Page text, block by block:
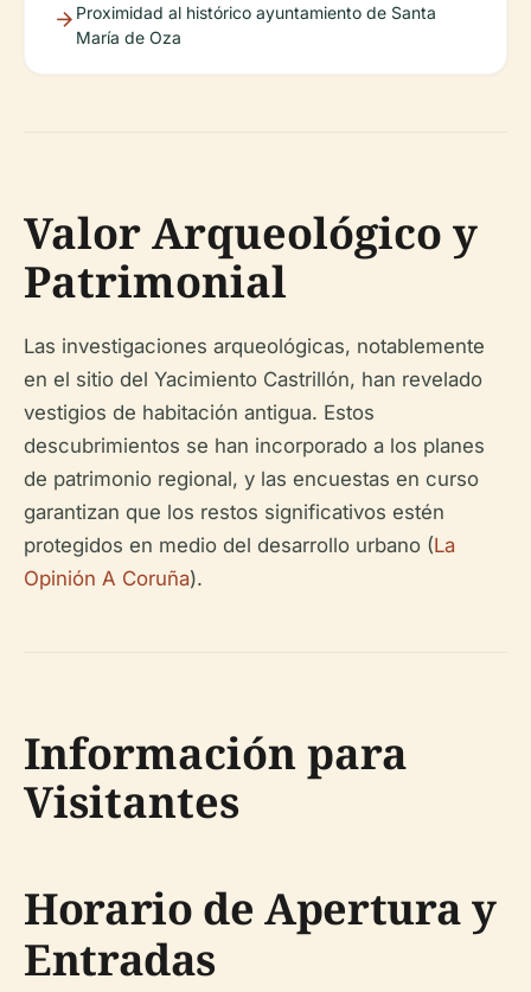
Proximidad al histórico ayuntamiento de Santa
María de Oza
Valor Arqueológico y
Patrimonial
Las investigaciones arqueológicas, notablemente
en el sitio del Yacimiento Castrillón, han revelado
vestigios de habitación antigua. Estos
descubrimientos se han incorporado a los planes
de patrimonio regional, y las encuestas en curso
garantizan que los restos significativos estén
protegidos en medio del desarrollo urbano (La
Opinión A Coruña).
Información para
Visitantes
Horario de Apertura y
Entradas